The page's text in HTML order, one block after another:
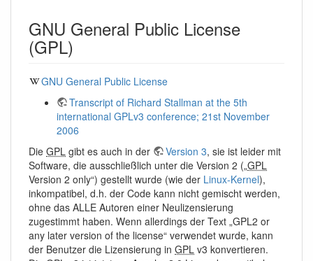
GNU General Public License
(GPL)
GNU General Public License
Transcript of Richard Stallman at the 5th
international GPLv3 conference; 21st November
2006
Die GPL gibt es auch in der Version 3, sie ist leider mit
Software, die ausschließlich unter die Version 2 („GPL
Version 2 only“) gestellt wurde (wie der Linux-Kernel),
inkompatibel, d.h. der Code kann nicht gemischt werden,
ohne das ALLE Autoren einer Neulizensierung
zugestimmt haben. Wenn allerdings der Text „GPL2 or
any later version of the license“ verwendet wurde, kann
der Benutzer die Lizensierung in GPL v3 konvertieren.